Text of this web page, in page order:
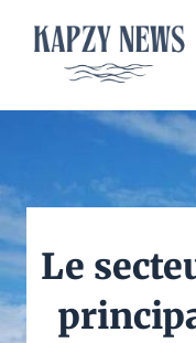
contenu
Le